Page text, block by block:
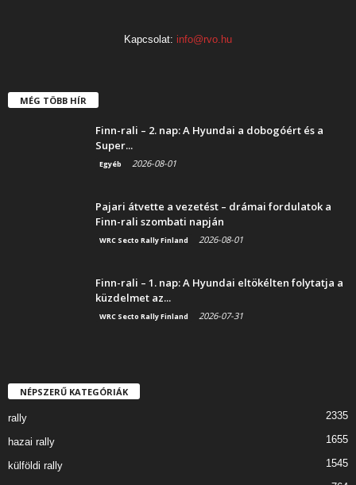
Kapcsolat: info@rvo.hu
MÉG TÖBB HÍR
Finn-rali – 2. nap: A Hyundai a dobogóért és a
Super...
Egyéb 2026-08-01
Pajari átvette a vezetést – drámai fordulatok a
Finn-rali szombati napján
WRC Secto Rally Finland 2026-08-01
Finn-rali – 1. nap: A Hyundai eltökélten folytatja a
küzdelmet az...
WRC Secto Rally Finland 2026-07-31
NÉPSZERŰ KATEGÓRIÁK
rally 2335
hazai rally 1655
külföldi rally 1545